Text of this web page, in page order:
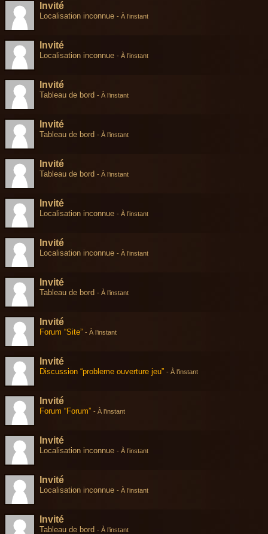
Invité
Localisation inconnue - À l’instant
Invité
Localisation inconnue - À l’instant
Invité
Tableau de bord - À l’instant
Invité
Tableau de bord - À l’instant
Invité
Tableau de bord - À l’instant
Invité
Localisation inconnue - À l’instant
Invité
Localisation inconnue - À l’instant
Invité
Tableau de bord - À l’instant
Invité
Forum “Site” - À l’instant
Invité
Discussion “probleme ouverture jeu” - À l’instant
Invité
Forum “Forum” - À l’instant
Invité
Localisation inconnue - À l’instant
Invité
Localisation inconnue - À l’instant
Invité
Tableau de bord - À l’instant